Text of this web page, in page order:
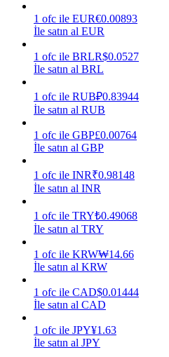
Power Piggy
Günlük rekabetçi ödüller
Yüksek getiri ve anında erişim
1 ofc ile EUR€0.00893
İle satın al EUR
1 ofc ile BRLR$0.0527
İle satın al BRL
1 ofc ile RUB₽0.83944
İle satın al RUB
1 ofc ile GBP£0.00764
İle satın al GBP
1 ofc ile INR₹0.98148
İle satın al INR
1 ofc ile TRY₺0.49068
İle satın al TRY
1 ofc ile KRW₩14.66
İle satın al KRW
1 ofc ile CAD$0.01444
İle satın al CAD
1 ofc ile JPY¥1.63
İle satın al JPY